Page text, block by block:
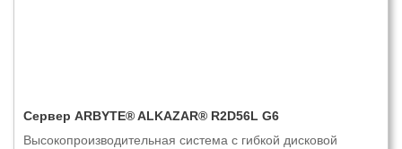
Сервер ARBYTE® ALKAZAR® R2D56L G6
Высокопроизводительная система с гибкой дисковой